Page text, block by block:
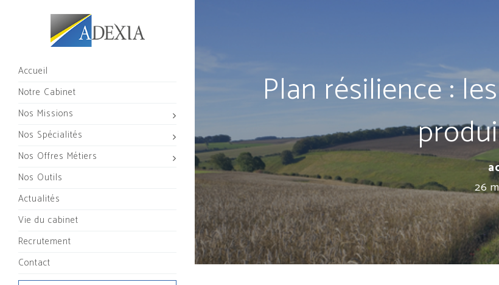
Accueil
Notre Cabinet
Nos Missions
Nos Spécialités
Nos Offres Métiers
Nos Outils
Actualités
Vie du cabinet
Recrutement
Contact
Plan résilience :
26